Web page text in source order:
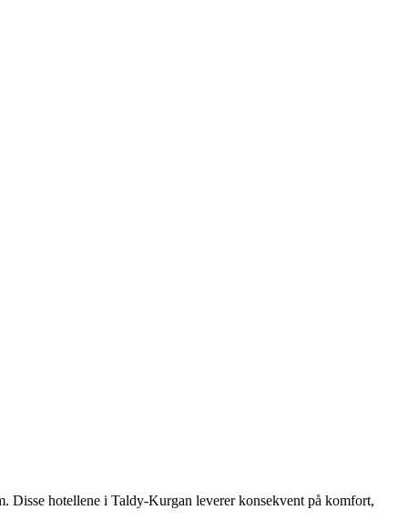
Disse hotellene i Taldy-Kurgan leverer konsekvent på komfort,